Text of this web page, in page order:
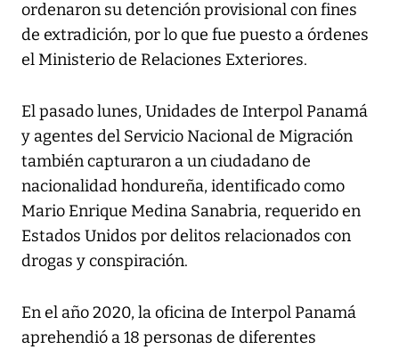
ordenaron su detención provisional con fines
de extradición, por lo que fue puesto a órdenes
el Ministerio de Relaciones Exteriores.
El pasado lunes, Unidades de Interpol Panamá
y agentes del Servicio Nacional de Migración
también capturaron a un ciudadano de
nacionalidad hondureña, identificado como
Mario Enrique Medina Sanabria, requerido en
Estados Unidos por delitos relacionados con
drogas y conspiración.
En el año 2020, la oficina de Interpol Panamá
aprehendió a 18 personas de diferentes